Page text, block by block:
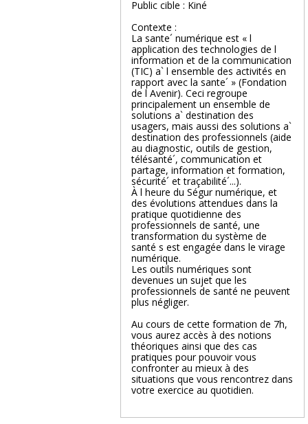
Public cible : Kiné
Contexte :
La sante´ numérique est « l
application des technologies de l
information et de la communication
(TIC) a` l ensemble des activités en
rapport avec la sante´ » (Fondation
de l Avenir). Ceci regroupe
principalement un ensemble de
solutions a` destination des
usagers, mais aussi des solutions a`
destination des professionnels (aide
au diagnostic, outils de gestion,
télésanté´, communication et
partage, information et formation,
sécurité´ et traçabilité´...).
À l heure du Ségur numérique, et
des évolutions attendues dans la
pratique quotidienne des
professionnels de santé, une
transformation du système de
santé s est engagée dans le virage
numérique.
Les outils numériques sont
devenues un sujet que les
professionnels de santé ne peuvent
plus négliger.
Au cours de cette formation de 7h,
vous aurez accès à des notions
théoriques ainsi que des cas
pratiques pour pouvoir vous
confronter au mieux à des
situations que vous rencontrez dans
votre exercice au quotidien.